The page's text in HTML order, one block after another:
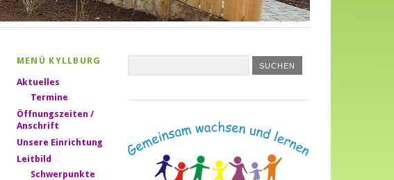
MENÜ KYLLBURG
Aktuelles
Termine
Öffnungszeiten /
Anschrift
Unsere Einrichtung
Leitbild
Schwerpunkte